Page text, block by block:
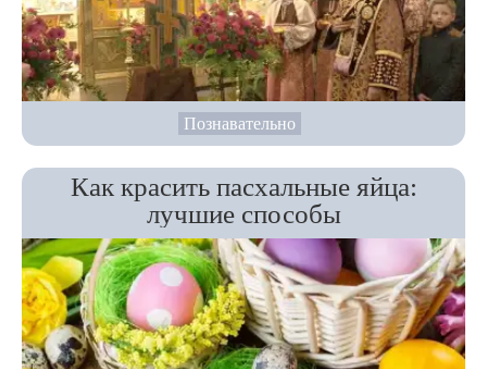
Познавательно
Как красить пасхальные яйца:
лучшие способы